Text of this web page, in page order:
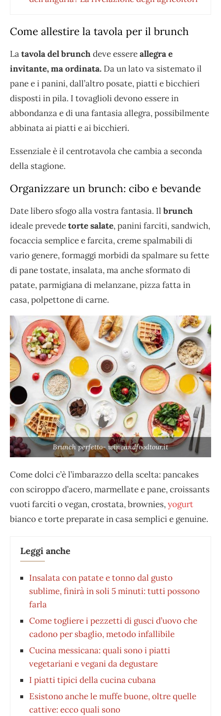
Come allestire la tavola per il brunch
Latavola del brunchdeve essereallegra e
invitante, ma ordinata. Da un lato va sistemato il
pane e i panini, dall’altro posate, piatti e bicchieri
disposti in pila. I tovaglioli devono essere in
abbondanza e di una fantasia allegra, possibilmente
abbinata ai piatti e ai bicchieri.
Essenziale è il centrotavola che cambia a seconda
della stagione.
Organizzare un brunch: cibo e bevande
Date libero sfogo alla vostra fantasia. Il brunch
ideale prevedetorte salate, panini farciti, sandwich,
focaccia semplice e farcita, creme spalmabili di
vario genere, formaggi morbidi da spalmare su fette
di pane tostate, insalata, ma anche sformato di
patate, parmigiana di melanzane, pizza fatta in
casa, polpettone di carne.
Brunch perfetto- wineandfoodtour.it
Come dolci c’è l’imbarazzo della scelta: pancakes
con sciroppo d’acero, marmellate e pane, croissants
vuoti farciti o vegan, crostata, brownies,yogurt
bianco e torte preparate in casa semplici e genuine.
Leggi anche
Insalata con patate e tonno dal gusto
sublime, finirà in soli 5 minuti: tutti possono
farla
Come togliere i pezzetti di gusci d’uovo che
cadono per sbaglio, metodo infallibile
Cucina messicana: quali sono i piatti
vegetariani e vegani da degustare
I piatti tipici della cucina cubana
Esistono anche le muffe buone, oltre quelle
cattive: ecco quali sono